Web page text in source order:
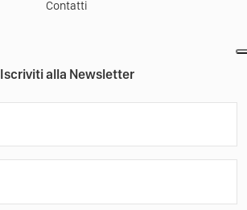
Contatti
Iscriviti alla Newsletter